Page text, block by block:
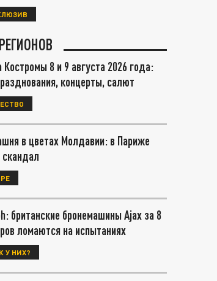
8 и 9 августа 2026 года:
концерты, салют
в цветах Молдавии: в Париже
скандал
британские бронемашины Ajax за 8
ломаются на испытаниях
У НИХ?